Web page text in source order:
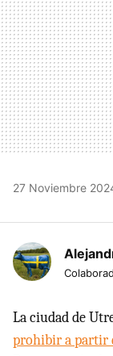
27 Noviembre
La ciudad de
prohibir a partir